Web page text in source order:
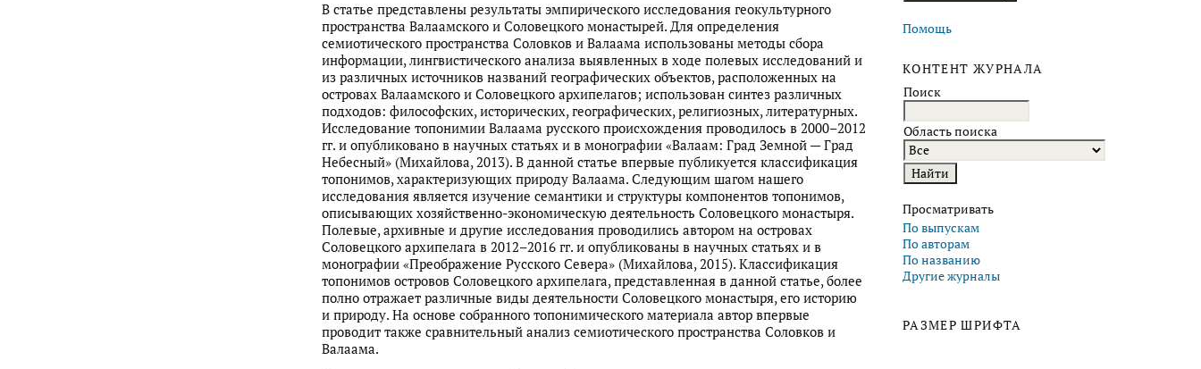
Помощь
КОНТЕНТ ЖУРНАЛА
Поиск
Область поиска
Просматривать
По выпускам
По авторам
По названию
Другие журналы
РАЗМЕР ШРИФТА
В статье представлены результаты эмпирического исследования геокультурного
пространства Валаамского и Соловецкого монастырей. Для определения
семиотического пространства Соловков и Валаама использованы методы сбора
информации, лингвистического анализа выявленных в ходе полевых исследований и
из различных источников названий географических объектов, расположенных на
островах Валаамского и Соловецкого архипелагов; использован синтез различных
подходов: философских, исторических, географических, религиозных, литературных.
Исследование топонимии Валаама русского происхождения проводилось в 2000–2012
гг. и опубликовано в научных статьях и в монографии «Валаам: Град Земной — Град
Небесный» (Михайлова, 2013). В данной статье впервые публикуется классификация
топонимов, характеризующих природу Валаама. Следующим шагом нашего
исследования является изучение семантики и структуры компонентов топонимов,
описывающих хозяйственно-экономическую деятельность Соловецкого монастыря.
Полевые, архивные и другие исследования проводились автором на островах
Соловецкого архипелага в 2012–2016 гг. и опубликованы в научных статьях и в
монографии «Преображение Русского Севера» (Михайлова, 2015). Классификация
топонимов островов Соловецкого архипелага, представленная в данной статье, более
полно отражает различные виды деятельности Соловецкого монастыря, его историю
и природу. На основе собранного топонимического материала автор впервые
проводит также сравнительный анализ семиотического пространства Соловков и
Валаама.